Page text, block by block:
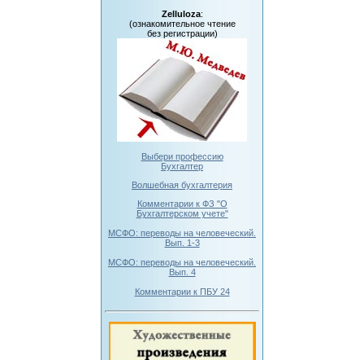
Zelluloza:
(ознакомительное чтение
без регистрации)
Выбери профессию
Бухгалтер
Волшебная бухгалтерия
Комментарии к ФЗ "О
Бухгалтерском учете"
МСФО: переводы на человеческий.
Вып. 1-3
МСФО: переводы на человеческий.
Вып. 4
Комментарии к ПБУ 24